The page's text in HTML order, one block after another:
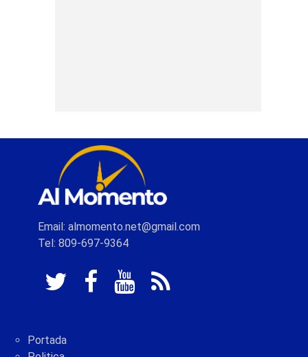
Email: almomento.net@gmail.com
Tel: 809-697-9364
Portada